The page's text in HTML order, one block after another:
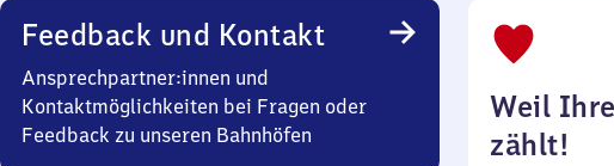
Feedback und Kontakt
Ansprechpartner:innen und
Kontaktmöglichkeiten bei Fragen oder
Feedback zu unseren Bahnhöfen
Weil
zählt!